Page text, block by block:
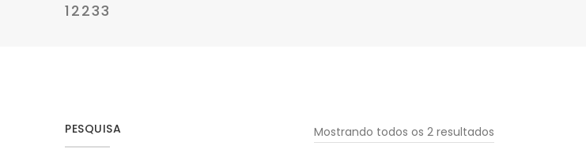
12233
Mostrando todos os 2 resultados
PESQUISA